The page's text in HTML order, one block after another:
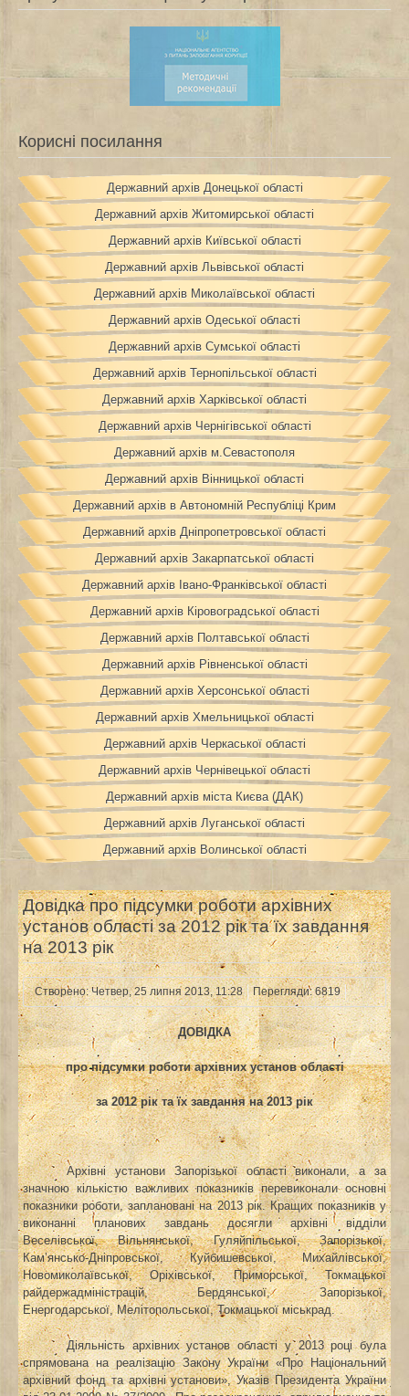
Корисні посилання
Державний архів Донецької області
Державний архів Житомирської області
Державний архів Київської області
Державний архів Львівської області
Державний архів Миколаївської області
Державний архів Одеської області
Державний архів Сумської області
Державний архів Тернопільської області
Державний архів Харківської області
Державний архів Чернігівської області
Державний архів м.Севастополя
Державний архів Вінницької області
Державний архів в Автономній Республіці Крим
Державний архів Дніпропетровської області
Державний архів Закарпатської області
Державний архів Івано-Франківської області
Державний архів Кіровоградської області
Державний архів Полтавської області
Державний архів Рівненської області
Державний архів Херсонської області
Державний архів Хмельницької області
Державний архів Черкаської області
Державний архів Чернівецької області
Державний архів міста Києва (ДАК)
Державний архів Луганської області
Державний архів Волинської області
Довідка про підсумки роботи архівних
установ області за 2012 рік та їх завдання
на 2013 рік
Створено: Четвер, 25 липня 2013, 11:28 Перегляди: 6819
ДОВІДКА
про підсумки роботи архівних установ області
за 2012 рік та їх завдання на 2013 рік
Архівні установи Запорізької області виконали, а за
значною кількістю важливих показників перевиконали основні
показники роботи, заплановані на 2013 рік. Кращих показників у
виконанні планових завдань досягли архівні відділи
Веселівської, Вільнянської, Гуляйпільської, Запорізької,
Кам’янсько-Дніпровської, Куйбишевської, Михайлівської,
Новомиколаївської, Оріхівської, Приморської, Токмацької
райдержадміністрацій,
Бердянської, Запорізької,
Енергодарської, Мелітопольської, Токмацької міськрад.
Діяльність архівних установ області у 2013 році була
спрямована на реалізацію Закону України «Про Національний
архівний фонд та архівні установи», Указів Президента України